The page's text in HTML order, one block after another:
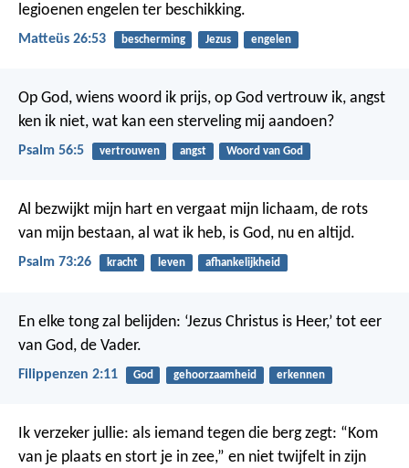
legioenen engelen ter beschikking.
Matteüs 26:53 bescherming Jezus engelen
Op God, wiens woord ik prijs, op God vertrouw ik, angst
ken ik niet, wat kan een sterveling mij aandoen?
Psalm 56:5 vertrouwen angst Woord van God
Al bezwijkt mijn hart en vergaat mijn lichaam, de rots
van mijn bestaan, al wat ik heb, is God, nu en altijd.
Psalm 73:26 kracht leven afhankelijkheid
En elke tong zal belijden: ‘Jezus Christus is Heer,’ tot eer
van God, de Vader.
Filippenzen 2:11 God gehoorzaamheid erkennen
Ik verzeker jullie: als iemand tegen die berg zegt: “Kom
van je plaats en stort je in zee,” en niet twijfelt in zijn